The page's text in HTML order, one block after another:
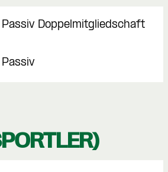
Doppelmitgliedschaft